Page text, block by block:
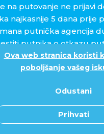
Ova web stranica koristi
poboljšanje vašeg
Odustani
Prihvati
na putovanje ne prijavi
najkasnije 5 dana prije
putnička agencija
putnika o otkazu
plaćanja:
kartice: Diners,
obročna plaćanja od 2-
manipulativne